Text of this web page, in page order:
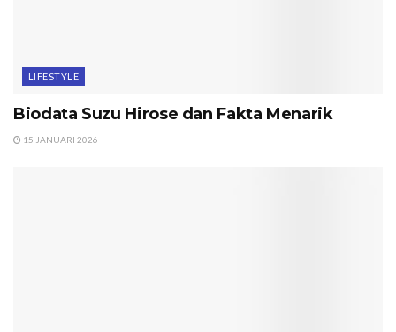
LIFESTYLE
Biodata Suzu Hirose dan Fakta Menarik
15 JANUARI 2026